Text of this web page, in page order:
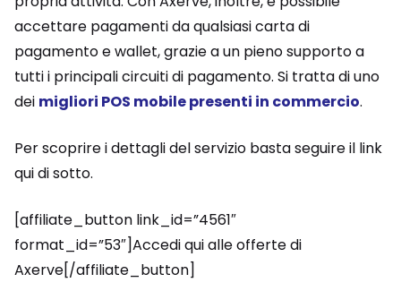
accettare pagamenti da qualsiasi carta di
pagamento e wallet, grazie a un pieno supporto a
tutti i principali circuiti di pagamento. Si tratta di uno
dei migliori POS mobile presenti in commercio.
Per scoprire i dettagli del servizio basta seguire il link
qui di sotto.
[affiliate_button link_id=”4561″
format_id=”53″]Accedi qui alle offerte di
Axerve[/affiliate_button]